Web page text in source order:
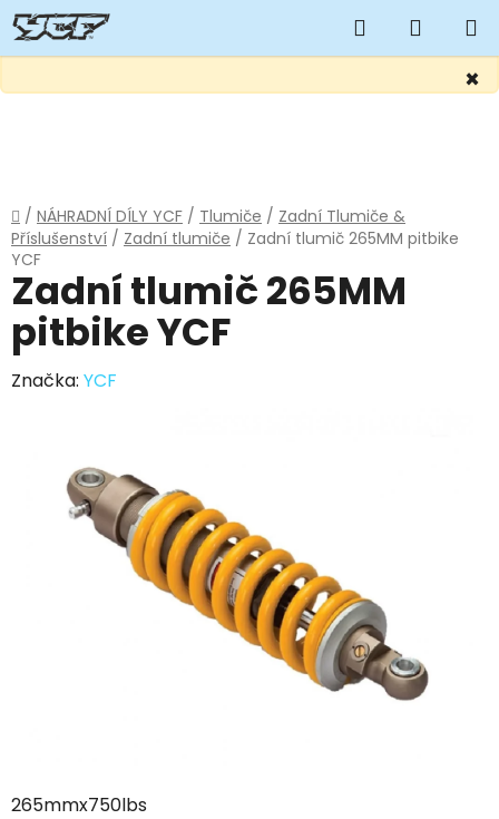
×
Hledat
KOŠÍK
Domů
/ NÁHRADNÍ DÍLY YCF / Tlumiče / Zadní Tlumiče &
Příslušenství / Zadní tlumiče / Zadní tlumič 265MM pitbike
YCF
265mmx750lbs
Zadní tlumič 265MM
pitbike YCF
Značka: YCF